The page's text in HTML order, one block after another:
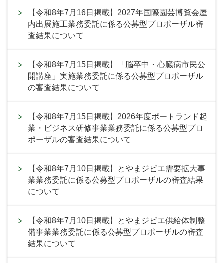
【令和8年7月16日掲載】2027年国際園芸博覧会屋
内出展施工業務委託に係る公募型プロポーザル審
査結果について
【令和8年7月15日掲載】「脳卒中・心臓病市民公
開講座」実施業務委託に係る公募型プロポーザル
の審査結果について
【令和8年7月15日掲載】2026年度ポートランド起
業・ビジネス研修事業業務委託に係る公募型プロ
ポーザルの審査結果について
【令和8年7月10日掲載】とやまジビエ需要拡大事
業業務委託に係る公募型プロポーザルの審査結果
について
【令和8年7月10日掲載】とやまジビエ供給体制整
備事業業務委託に係る公募型プロポーザルの審査
結果について